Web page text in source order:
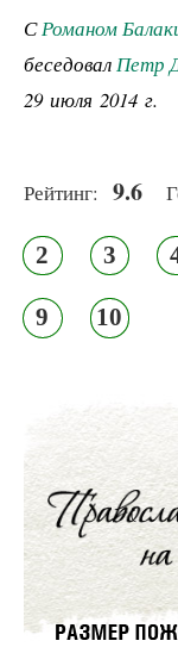
СРоманом
беседовалПетр
29 июля 2014 г.
Рейтинг: 9.6
2 3
9 10